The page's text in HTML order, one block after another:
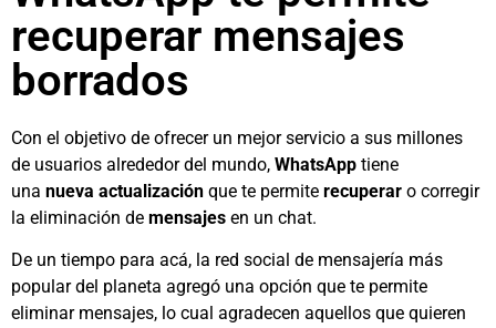
recuperar mensajes
borrados
Con el objetivo de ofrecer un mejor servicio a sus millones
de usuarios alrededor del mundo, WhatsApp tiene
una nueva actualización que te permite recuperar o corregir
la eliminación de mensajes en un chat.
De un tiempo para acá, la red social de mensajería más
popular del planeta agregó una opción que te permite
eliminar mensajes, lo cual agradecen aquellos que quieren